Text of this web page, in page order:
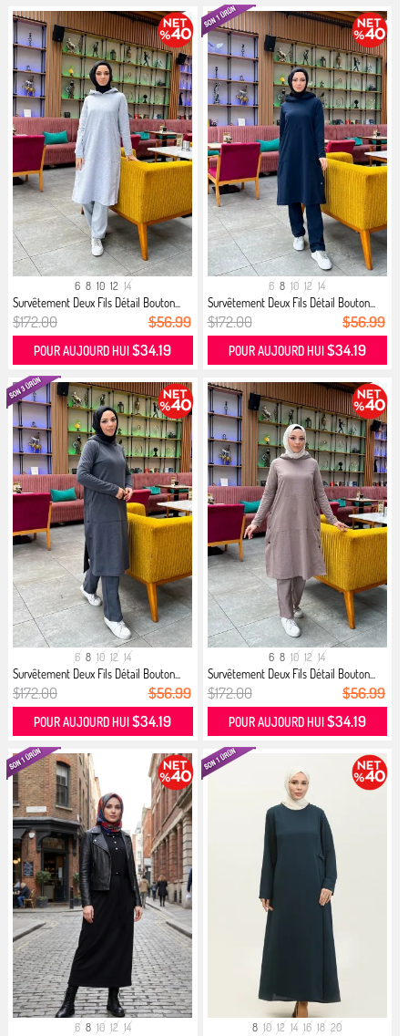
6 8 10 12 14
Survêtement Deux Fils Détail Bouton...
$172.00 $56.99
POUR AUJOURD HUI$34.19
6 8 10 12 14
Survêtement Deux Fils Détail Bouton...
$172.00 $56.99
POUR AUJOURD HUI $34.19
6 8 10 12 14
Survêtement Deux Fils Détail Bouton...
$172.00 $56.99
POUR AUJOURD HUI$34.19
6 8 10 12 14
Survêtement Deux Fils Détail Bouton...
$172.00 $56.99
POUR AUJOURD HUI $34.19
6 8 10 12 14 8 10 12 14 16 18 20